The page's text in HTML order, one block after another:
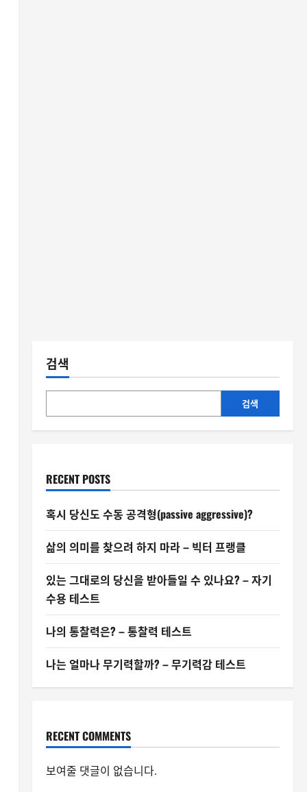
검색
검색
RECENT POSTS
혹시 당신도 수동 공격형(passive aggressive)?
삶의 의미를 찾으려 하지 마라 – 빅터 프랭클
있는 그대로의 당신을 받아들일 수 있나요? – 자기
수용 테스트
나의 통찰력은? – 통찰력 테스트
나는 얼마나 무기력할까? – 무기력감 테스트
RECENT COMMENTS
보여줄 댓글이 없습니다.